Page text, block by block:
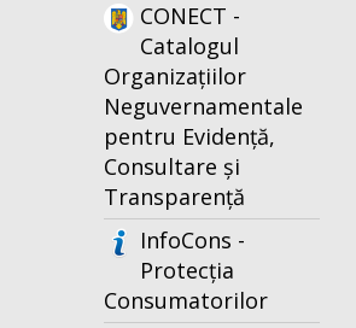
CONECT -
Catalogul
Organizațiilor
Neguvernamentale
pentru Evidență,
Consultare și
Transparență
InfoCons -
Protecția
Consumatorilor